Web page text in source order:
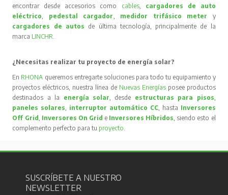
encontrar desde accesorios como cables, cargadores de auto
eléctrico
pedestal cargador medidor trifásico meter
y
cargadores de autos de última tecnología, principalmente de la
marca LINCHR
¿Necesitas realizar tu proyecto de energía solar?
En RHONA queremos entregarte soluciones para todo tu equipamiento y
proyectos eléctricos, nuestra línea de Nuevas Energíasposee productos
destinados a la energía solar , desde estructuras para pisos
paneles solares
interruptor automático CC, hasta Inversores
Off Grid Inversores On Grid e Inversores Híbridos , siendo esto el
complemento perfecto para tu proyecto
SUSCRÍBETE A NUESTRO
NEWSLETTER